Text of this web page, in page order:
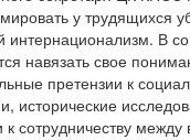
у трудящихся
интернационализм. В
навязать свое
претензии к
исторические
сотрудничеству